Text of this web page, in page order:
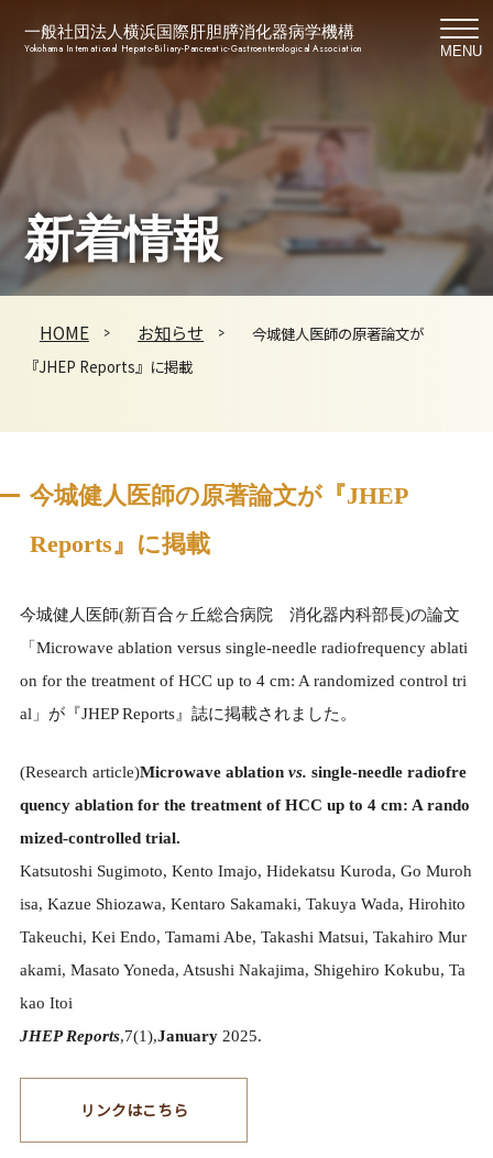
一般社団法人横浜国際肝胆膵消化器病学機構
Yokohama International Hepato-Biliary-Pancreatic-Gastroenterological Association MENU
新着情報
HOME お知らせ
今城健人医師の原著論文が
『JHEP Reports』に掲載
今城健人医師の原著論文が『JHEP
Reports』に掲載
今城健人医師(新百合ヶ丘総合病院 消化器内科部長)の論文
「Microwave ablation versus single-needle radiofrequency ablati
on for the treatment of HCC up to 4 cm: A randomized control tri
al」が『JHEP Reports』誌に掲載されました。
(Research article)Microwave ablation vs. single-needle radiofre
quency ablation for the treatment of HCC up to 4 cm: A rando
mized-controlled trial.
Katsutoshi Sugimoto, Kento Imajo, Hidekatsu Kuroda, Go Muroh
isa, Kazue Shiozawa, Kentaro Sakamaki, Takuya Wada, Hirohito
Takeuchi, Kei Endo, Tamami Abe, Takashi Matsui, Takahiro Mur
akami, Masato Yoneda, Atsushi Nakajima, Shigehiro Kokubu, Ta
kao Itoi
JHEP Reports,7(1),January2025.
リンクはこちら